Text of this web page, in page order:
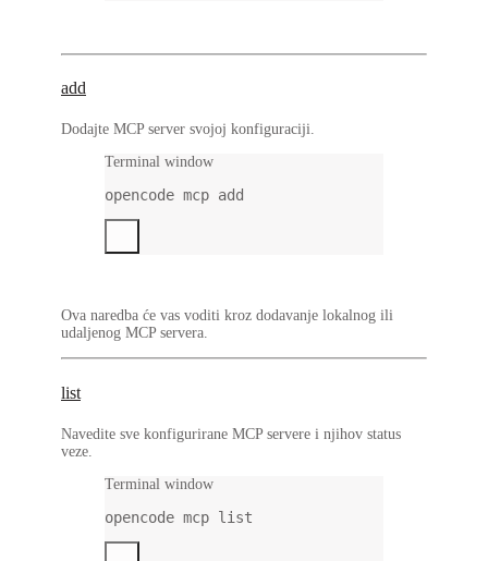
add
Dodajte MCP server svojoj konfiguraciji.
Terminal window
opencode mcp add
Ova naredba će vas voditi kroz dodavanje lokalnog ili
udaljenog MCP servera.
list
Navedite sve konfigurirane MCP servere i njihov status
veze.
Terminal window
opencode mcp list